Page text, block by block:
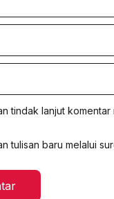
tindak lanjut komentar
tulisan baru melalui